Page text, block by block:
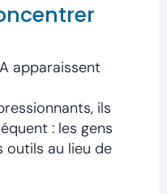
apparaissent
ils
: les gens
outils au lieu de